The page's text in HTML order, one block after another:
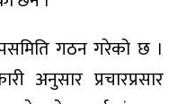
गठन गरेको छ ।
अनुसार प्रचारप्रसार